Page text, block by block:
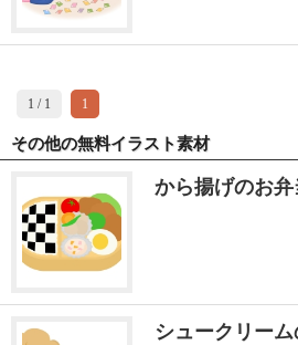
1 / 1 1
その他の無料イラスト素材
から揚げのお
シュークリー